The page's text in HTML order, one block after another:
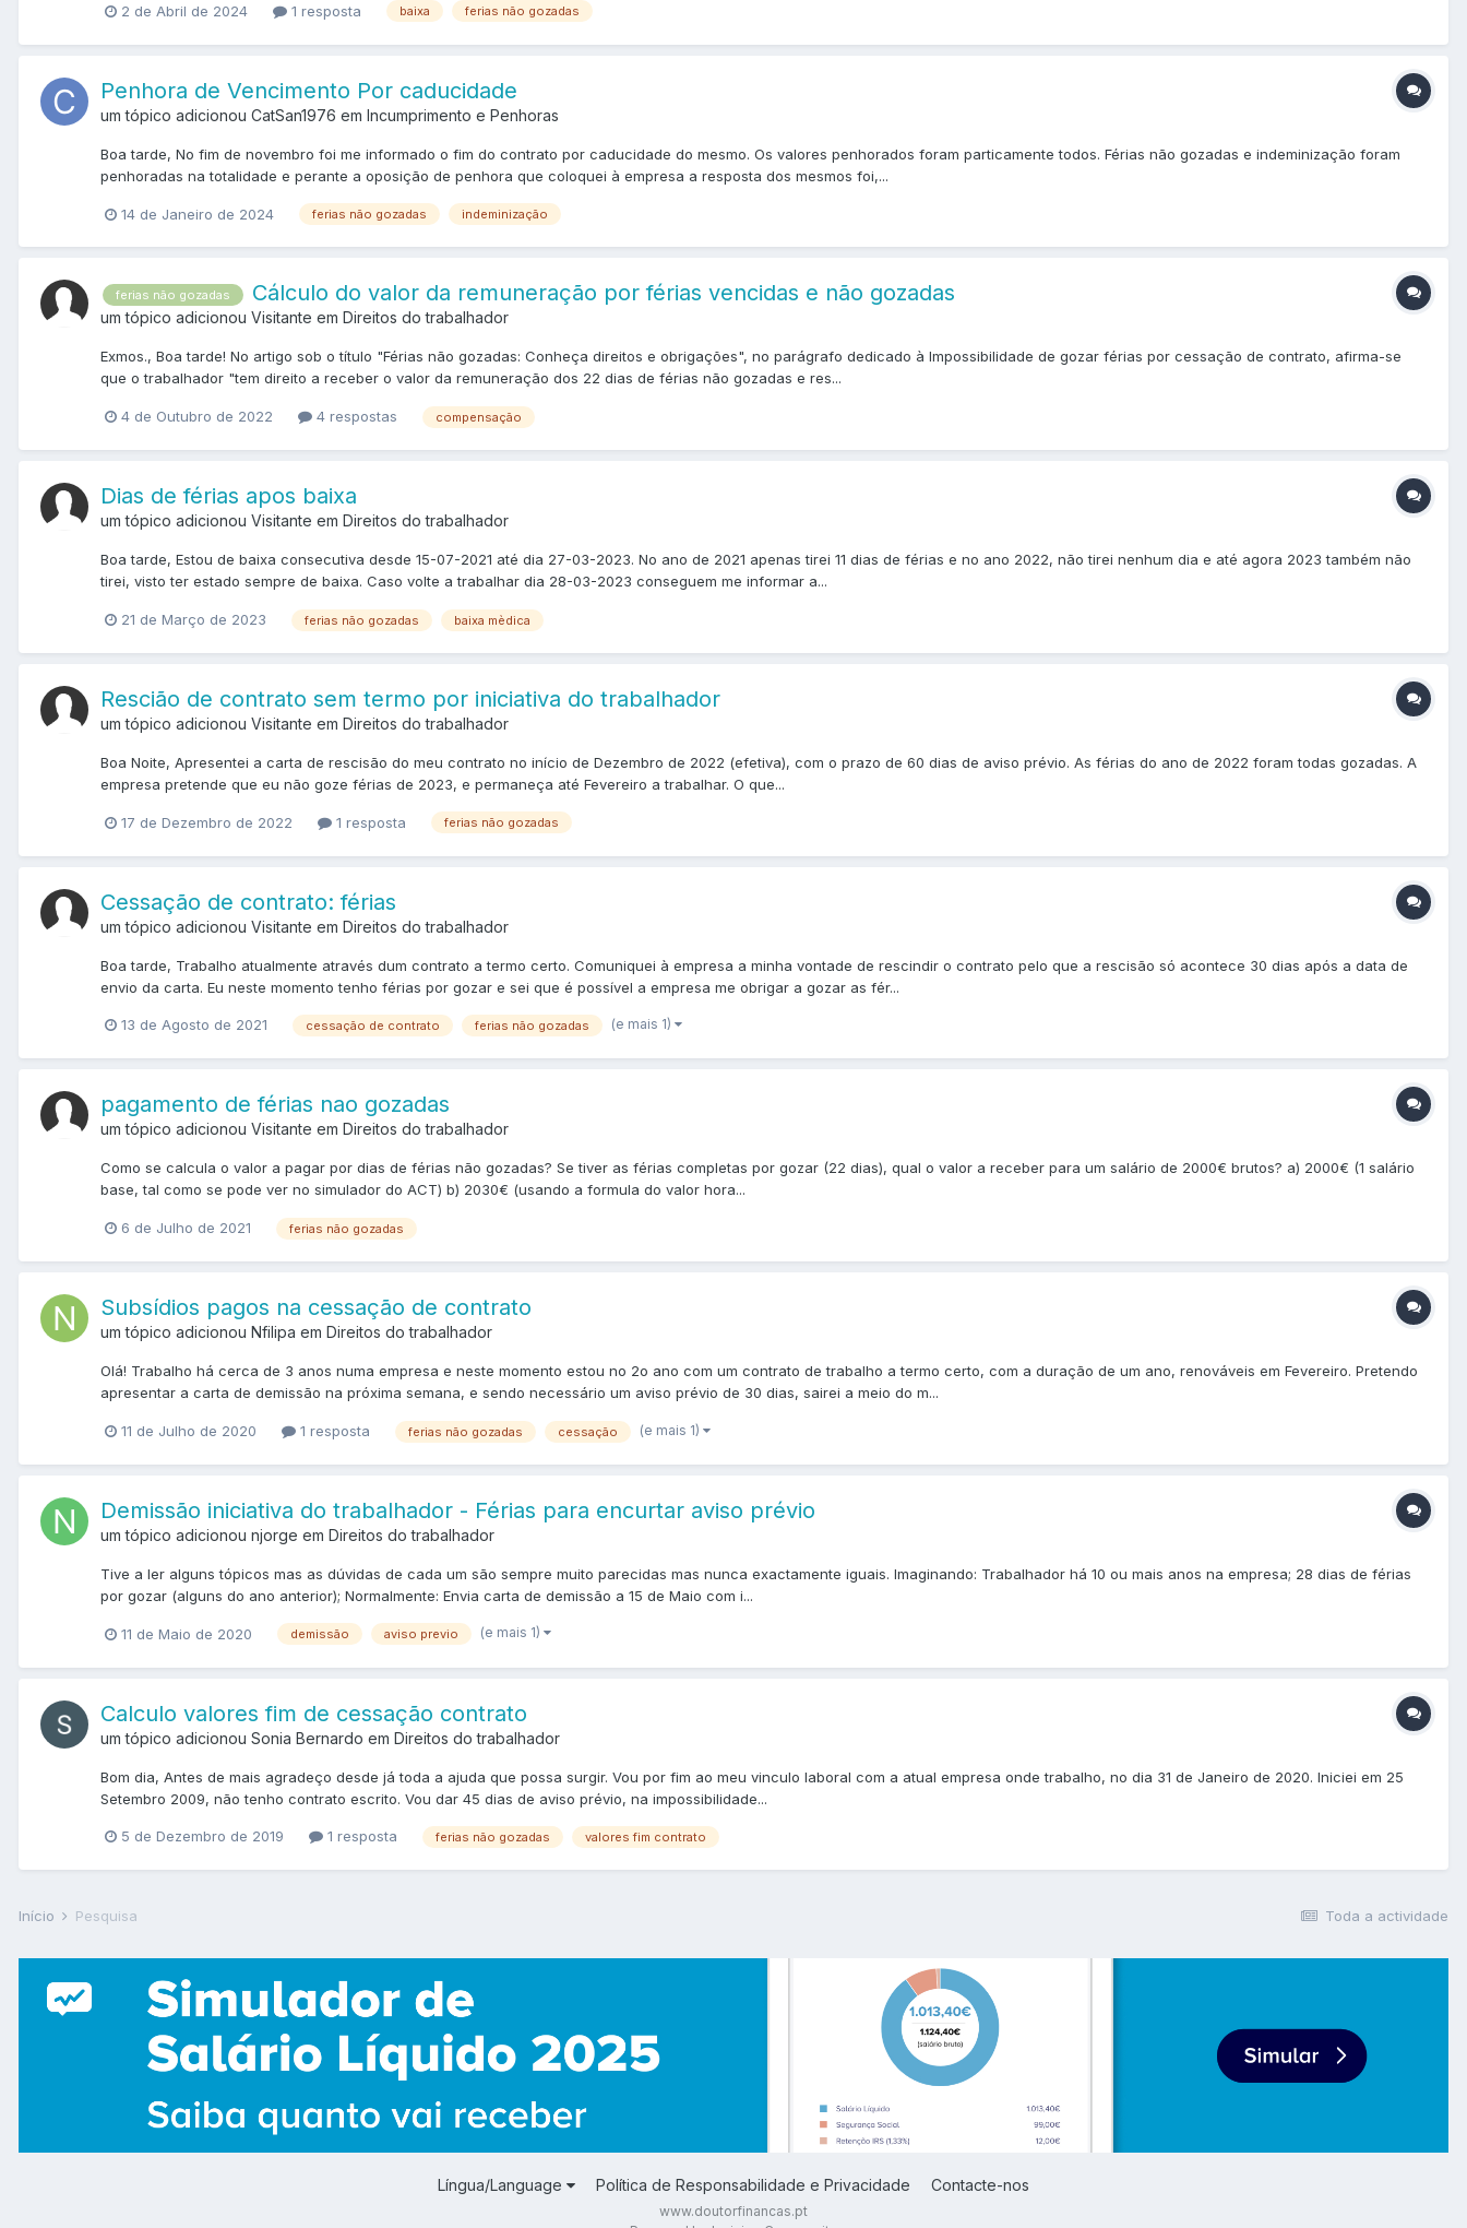
2 de Abril de 2024 1 resposta baixa ferias não gozadas
Penhora de Vencimento Por caducidade
um tópico adicionou CatSan1976 em Incumprimento e Penhoras
Boa tarde, No fim de novembro foi me informado o fim do contrato por caducidade do mesmo. Os valores penhorados foram particamente todos. Férias não gozadas e indeminização foram
penhoradas na totalidade e perante a oposição de penhora que coloquei à empresa a resposta dos mesmos foi,...
14 de Janeiro de 2024 ferias não gozadas indeminização
ferias não gozadas Cálculo do valor da remuneração por férias vencidas e não gozadas
um tópico adicionou Visitante em Direitos do trabalhador
Exmos., Boa tarde! No artigo sob o título "Férias não gozadas: Conheça direitos e obrigações", no parágrafo dedicado à Impossibilidade de gozar férias por cessação de contrato, afirma-se
que o trabalhador "tem direito a receber o valor da remuneração dos 22 dias de férias não gozadas e res...
4 de Outubro de 2022 4 respostas compensação
Dias de férias apos baixa
um tópico adicionou Visitante em Direitos do trabalhador
Boa tarde, Estou de baixa consecutiva desde 15-07-2021 até dia 27-03-2023. No ano de 2021 apenas tirei 11 dias de férias e no ano 2022, não tirei nenhum dia e até agora 2023 também não
tirei, visto ter estado sempre de baixa. Caso volte a trabalhar dia 28-03-2023 conseguem me informar a...
21 de Março de 2023 ferias não gozadas baixa mèdica
Rescião de contrato sem termo por iniciativa do trabalhador
um tópico adicionou Visitante em Direitos do trabalhador
Boa Noite, Apresentei a carta de rescisão do meu contrato no início de Dezembro de 2022 (efetiva), com o prazo de 60 dias de aviso prévio. As férias do ano de 2022 foram todas gozadas. A
empresa pretende que eu não goze férias de 2023, e permaneça até Fevereiro a trabalhar. O que...
17 de Dezembro de 2022 1 resposta ferias não gozadas
Cessação de contrato: férias
um tópico adicionou Visitante em Direitos do trabalhador
Boa tarde, Trabalho atualmente através dum contrato a termo certo. Comuniquei à empresa a minha vontade de rescindir o contrato pelo que a rescisão só acontece 30 dias após a data de
envio da carta. Eu neste momento tenho férias por gozar e sei que é possível a empresa me obrigar a gozar as fér...
13 de Agosto de 2021 cessação de contrato ferias não gozadas (e mais 1)
pagamento de férias nao gozadas
um tópico adicionou Visitante em Direitos do trabalhador
Como se calcula o valor a pagar por dias de férias não gozadas? Se tiver as férias completas por gozar (22 dias), qual o valor a receber para um salário de 2000€ brutos? a) 2000€ (1 salário
base, tal como se pode ver no simulador do ACT) b) 2030€ (usando a formula do valor hora...
6 de Julho de 2021 ferias não gozadas
Subsídios pagos na cessação de contrato
um tópico adicionou Nfilipa em Direitos do trabalhador
Olá! Trabalho há cerca de 3 anos numa empresa e neste momento estou no 2o ano com um contrato de trabalho a termo certo, com a duração de um ano, renováveis em Fevereiro. Pretendo
apresentar a carta de demissão na próxima semana, e sendo necessário um aviso prévio de 30 dias, sairei a meio do m...
11 de Julho de 2020 1 resposta ferias não gozadas cessação (e mais 1)
Demissão iniciativa do trabalhador - Férias para encurtar aviso prévio
um tópico adicionou njorge em Direitos do trabalhador
Tive a ler alguns tópicos mas as dúvidas de cada um são sempre muito parecidas mas nunca exactamente iguais. Imaginando: Trabalhador há 10 ou mais anos na empresa; 28 dias de férias
por gozar (alguns do ano anterior); Normalmente: Envia carta de demissão a 15 de Maio com i...
11 de Maio de 2020 demissão aviso previo (e mais 1)
Calculo valores fim de cessação contrato
um tópico adicionou Sonia Bernardo em Direitos do trabalhador
Bom dia, Antes de mais agradeço desde já toda a ajuda que possa surgir. Vou por fim ao meu vinculo laboral com a atual empresa onde trabalho, no dia 31 de Janeiro de 2020. Iniciei em 25
Setembro 2009, não tenho contrato escrito. Vou dar 45 dias de aviso prévio, na impossibilidade...
5 de Dezembro de 2019 1 resposta ferias não gozadas valores fim contrato
Toda a actividade
Início Pesquisa
Língua/Language Política de Responsabilidade e Privacidade Contacte-nos
www.doutorfinancas.pt